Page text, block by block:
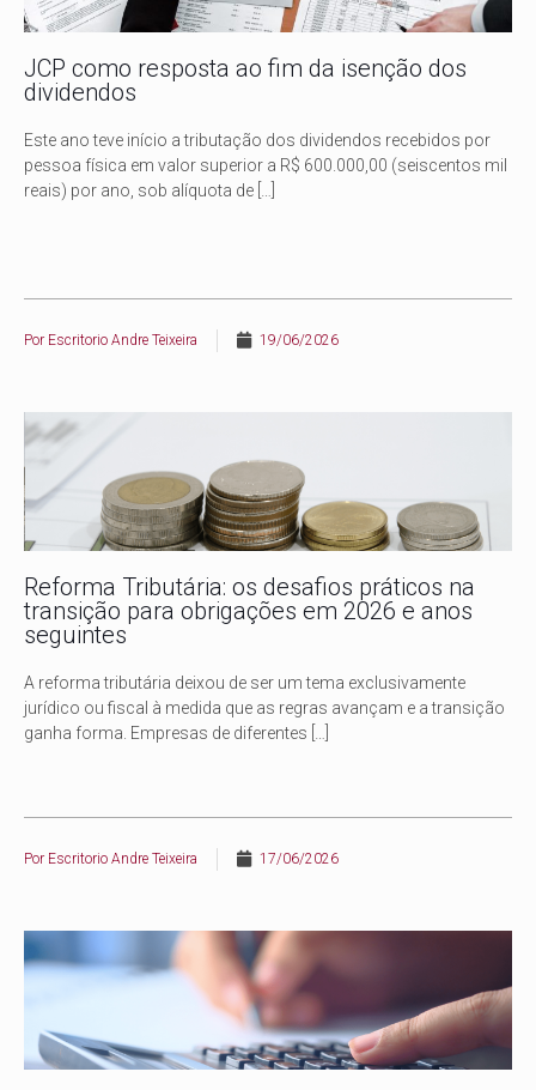
JCP como resposta ao fim da isenção dos
dividendos
Este ano teve início a tributação dos dividendos recebidos por
pessoa física em valor superior a R$ 600.000,00 (seiscentos mil
reais) por ano, sob alíquota de […]
Por Escritorio Andre Teixeira 19/06/2026
Reforma Tributária: os desafios práticos na
transição para obrigações em 2026 e anos
seguintes
A reforma tributária deixou de ser um tema exclusivamente
jurídico ou fiscal à medida que as regras avançam e a transição
ganha forma. Empresas de diferentes […]
Por Escritorio Andre Teixeira 17/06/2026